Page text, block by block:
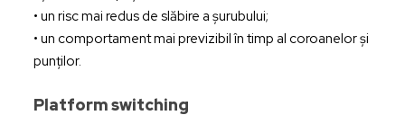
• un risc mai redus de slăbire a șurubului;
• un comportament mai previzibil în timp al coroanelor și
punților.
Platform switching